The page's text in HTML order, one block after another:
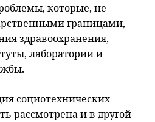
которые, не
границами,
здравоохранения,
лаборатории и
социотехнических
рассмотрена и в другой